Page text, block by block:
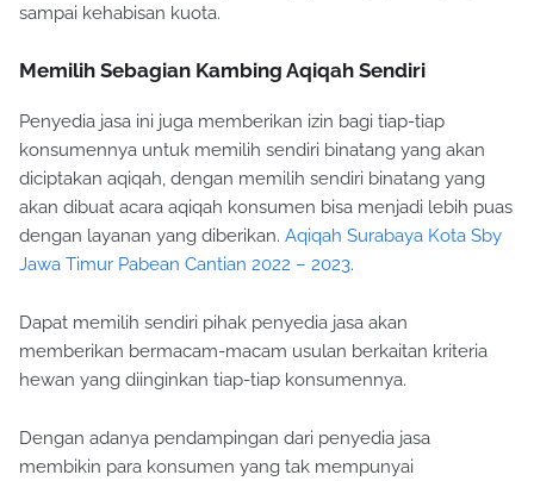
sampai kehabisan kuota.
Memilih Sebagian Kambing Aqiqah Sendiri
Penyedia jasa ini juga memberikan izin bagi tiap-tiap
konsumennya untuk memilih sendiri binatang yang akan
diciptakan aqiqah, dengan memilih sendiri binatang yang
akan dibuat acara aqiqah konsumen bisa menjadi lebih puas
dengan layanan yang diberikan. Aqiqah Surabaya Kota Sby
Jawa Timur Pabean Cantian 2022 – 2023.
Dapat memilih sendiri pihak penyedia jasa akan
memberikan bermacam-macam usulan berkaitan kriteria
hewan yang diinginkan tiap-tiap konsumennya.
Dengan adanya pendampingan dari penyedia jasa
membikin para konsumen yang tak mempunyai